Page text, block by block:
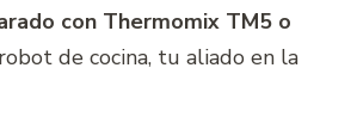
con Thermomix TM5 o
de cocina, tu aliado en la